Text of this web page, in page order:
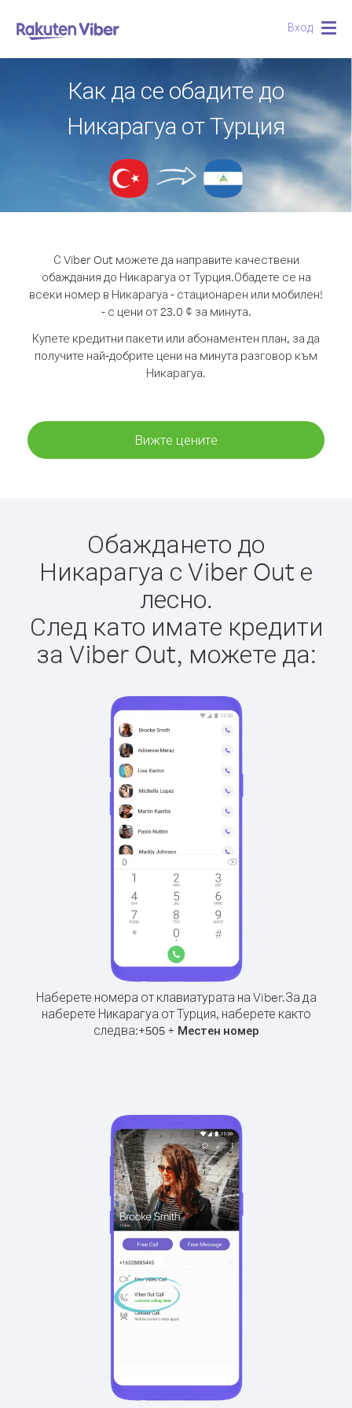
Вход
Как да се обадите до
Никарагуа от Турция
С Viber Out можете да направите качествени
обаждания до Никарагуа от Турция.Обадете се на
всеки номер в Никарагуа - стационарен или мобилен!
- с цени от 23.0 ¢ за минута.
Купете кредитни пакети или абонаментен план, за да
получите най-добрите цени на минута разговор към
Никарагуа.
Вижте цените
Обаждането до
Никарагуа с Viber Out е
лесно.
След като имате кредити
за Viber Out, можете да:
Наберете номера от клавиатурата на Viber.За да
наберете Никарагуа от Турция, наберете както
следва:+505+ Местен номер